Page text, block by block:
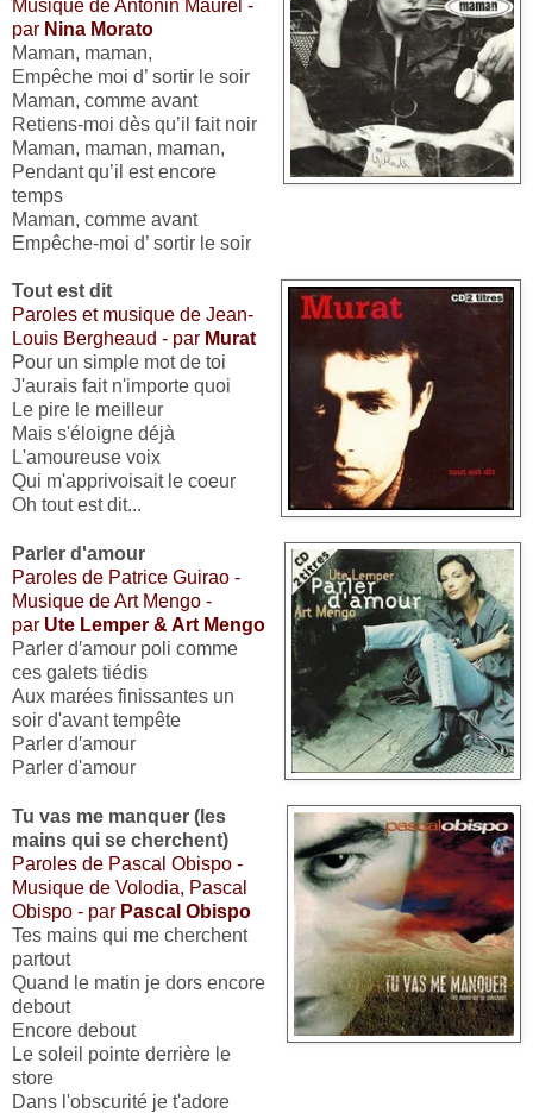
Musique de Antonin Maurel -
par Nina Morato
Maman, maman,
Empêche moi d’ sortir le soir
Maman, comme avant
Retiens-moi dès qu’il fait noir
Maman, maman, maman,
Pendant qu’il est encore
temps
Maman, comme avant
Empêche-moi d’ sortir le soir
Tout est dit
Paroles et musique de Jean-
Louis Bergheaud - par Murat
Pour un simple mot de toi
J'aurais fait n'importe quoi
Le pire le meilleur
Mais s'éloigne déjà
L'amoureuse voix
Qui m'apprivoisait le coeur
Oh tout est dit...
Parler d'amour
Paroles de Patrice Guirao -
Musique de Art Mengo -
par Ute Lemper & Art Mengo
Parler d′amour poli comme
ces galets tiédis
Aux marées finissantes un
soir d'avant tempête
Parler d′amour
Parler d'amour
Tu vas me manquer (les
mains qui se cherchent)
Paroles de Pascal Obispo -
Musique de Volodia, Pascal
Obispo - par Pascal Obispo
Tes mains qui me cherchent
partout
Quand le matin je dors encore
debout
Encore debout
Le soleil pointe derrière le
store
Dans l'obscurité je t'adore